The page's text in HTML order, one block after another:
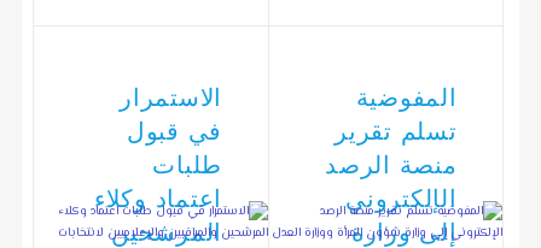
المفوضية
تسلم تقرير
منصة الرصد
الإلكتروني
إلى وزارة
الاستمرار
في قبول
طلبات
اعتماد وكلاء
المرشحين